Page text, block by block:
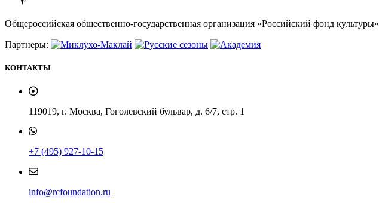
Общероссийская общественно-государственная организация «Российский фонд культуры»
Партнеры:
КОНТАКТЫ
119019, г. Москва, Гоголевский бульвар, д. 6/7, стр. 1
+7 (495) 927-10-15
info@rcfoundation.ru